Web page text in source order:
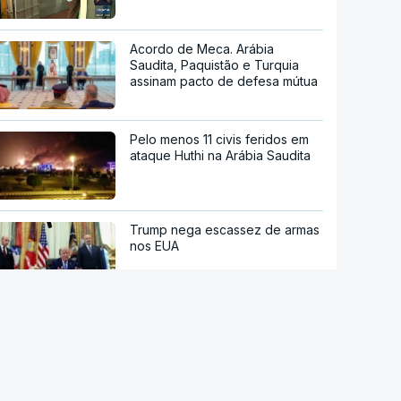
Acordo de Meca. Arábia
Saudita, Paquistão e Turquia
assinam pacto de defesa mútua
Pelo menos 11 civis feridos em
ataque Huthi na Arábia Saudita
Trump nega escassez de armas
nos EUA